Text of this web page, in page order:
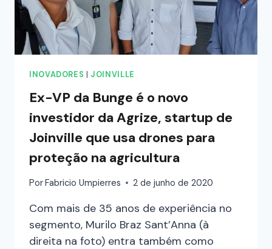
INOVADORES JOINVILLE
Ex-VP da Bunge é o novo
investidor da Agrize, startup de
Joinville que usa drones para
proteção na agricultura
PorFabricio Umpierres 2 de junho de 2020
Com mais de 35 anos de experiência no
segmento, Murilo Braz Sant’Anna (à
direita na foto) entra também como